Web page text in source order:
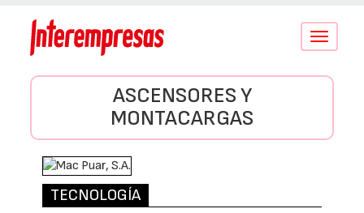
Conmutar
ASCENSORES Y
MONTACARGAS
TECNOLOGÍA